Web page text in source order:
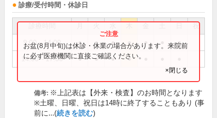
診療/受付時間・休診日
祝
9:00～14:00 ● ● ● ● ● ●
14:00～17:00 ● ● ● ●
お盆(8月中旬)は休診・休業の場合があります。来院前
に必ず医療機関に直接ご確認ください。
×閉じる
備考: ※上記表は【外来・検査】のお時間となります
※土曜、日曜、祝日は14時に終了することもあり (事
前に...(続きを読む)